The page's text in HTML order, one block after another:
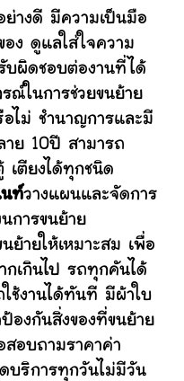
ย่างดี มีความเป็นมือ
อง ดูแลใส่ใจความ
บผิดชอบต่องานที่ได้
ในการช่วยขนย้าย
ไม่ ชำนาญการและมี
าย 10ปี สามารถ
เตียงได้ทุกชนิด
นท์วางแผนและจัดการ
การขนย้าย
ย้ายให้เหมาะสม เพื่อ
กเกินไป รถทุกคันได้
ช้งานได้ทันที มีผ้าใบ
งกันสิ่งของที่ขนย้าย
อบถามราคาค่า
บริการทุกวันไม่มีวัน